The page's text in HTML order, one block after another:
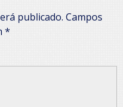
publicado. Campos
*